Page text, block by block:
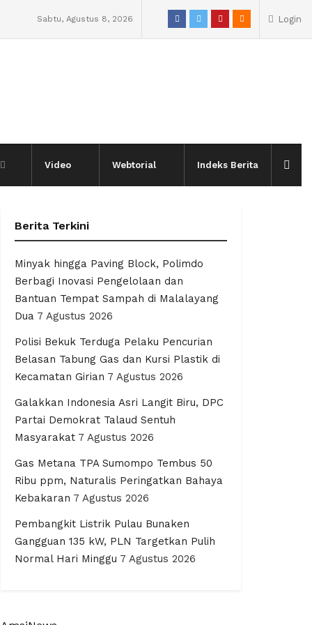
Sabtu, Agustus 8, 2026 Login
Video Webtorial Indeks Berita
Berita Terkini
Minyak hingga Paving Block, Polimdo
Berbagi Inovasi Pengelolaan dan
Bantuan Tempat Sampah di Malalayang
Dua 7 Agustus 2026
Polisi Bekuk Terduga Pelaku Pencurian
Belasan Tabung Gas dan Kursi Plastik di
Kecamatan Girian 7 Agustus 2026
Galakkan Indonesia Asri Langit Biru, DPC
Partai Demokrat Talaud Sentuh
Masyarakat 7 Agustus 2026
Gas Metana TPA Sumompo Tembus 50
Ribu ppm, Naturalis Peringatkan Bahaya
Kebakaran 7 Agustus 2026
Pembangkit Listrik Pulau Bunaken
Gangguan 135 kW, PLN Targetkan Pulih
Normal Hari Minggu 7 Agustus 2026